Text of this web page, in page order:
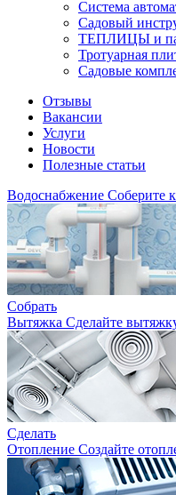
Система
Садовый
ТЕПЛИЦЫ и
Тротуарная
Садовые
Отзывы
Вакансии
Услуги
Новости
Полезные статьи
Водоснабжение Соберите
Собрать
Вытяжка Сделайте
Сделать
Отопление Создайте